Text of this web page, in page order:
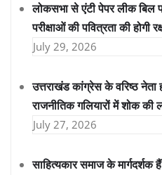
लोकसभा से एंटी पेपर लीक बिल
परीक्षाओं की पवित्रता की होगी
July 29, 2026
उत्तराखंड कांग्रेस के वरिष्ठ नेता
राजनीतिक गलियारों में शोक की
July 27, 2026
साहित्यकार समाज के मार्गदर्शक